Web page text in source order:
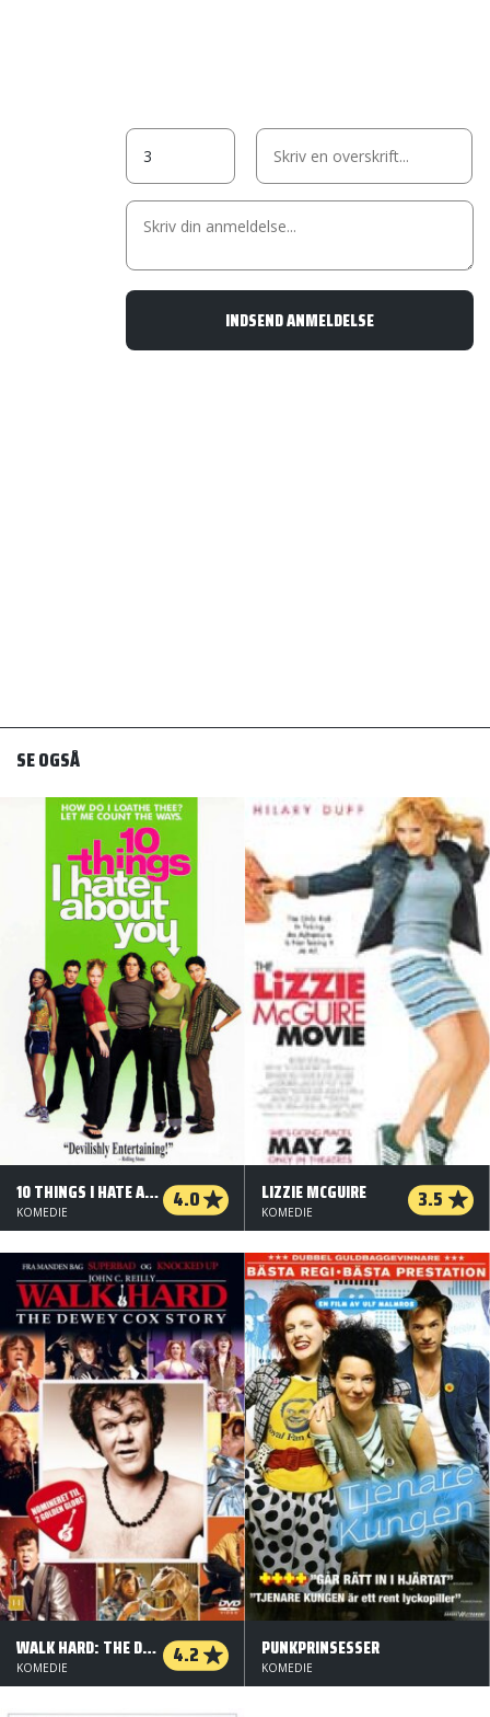
SE OGSÅ
10 THINGS I HATE ABOUT YOU 4.0
KOMEDIE
LIZZIE MCGUIRE 3.5
KOMEDIE
WALK HARD: THE DEWEY COX STORY 4.2
KOMEDIE
PUNKPRINSESSER
KOMEDIE